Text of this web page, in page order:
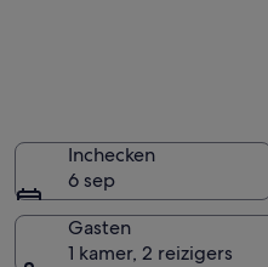
Inchecken
6 sep
Gasten
1 kamer, 2 reizigers